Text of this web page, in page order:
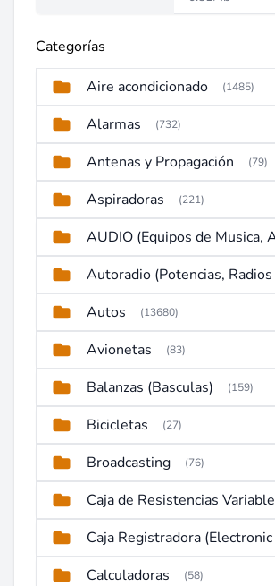
Categorías
Aire acondicionado (1485)
Alarmas (732)
Antenas y Propagación (79)
Aspiradoras (221)
Autos (13680)
Avionetas (83)
Balanzas (Basculas) (159)
Bicicletas (27)
Broadcasting (76)
Caja de Resistencias Variable
Calculadoras (58)